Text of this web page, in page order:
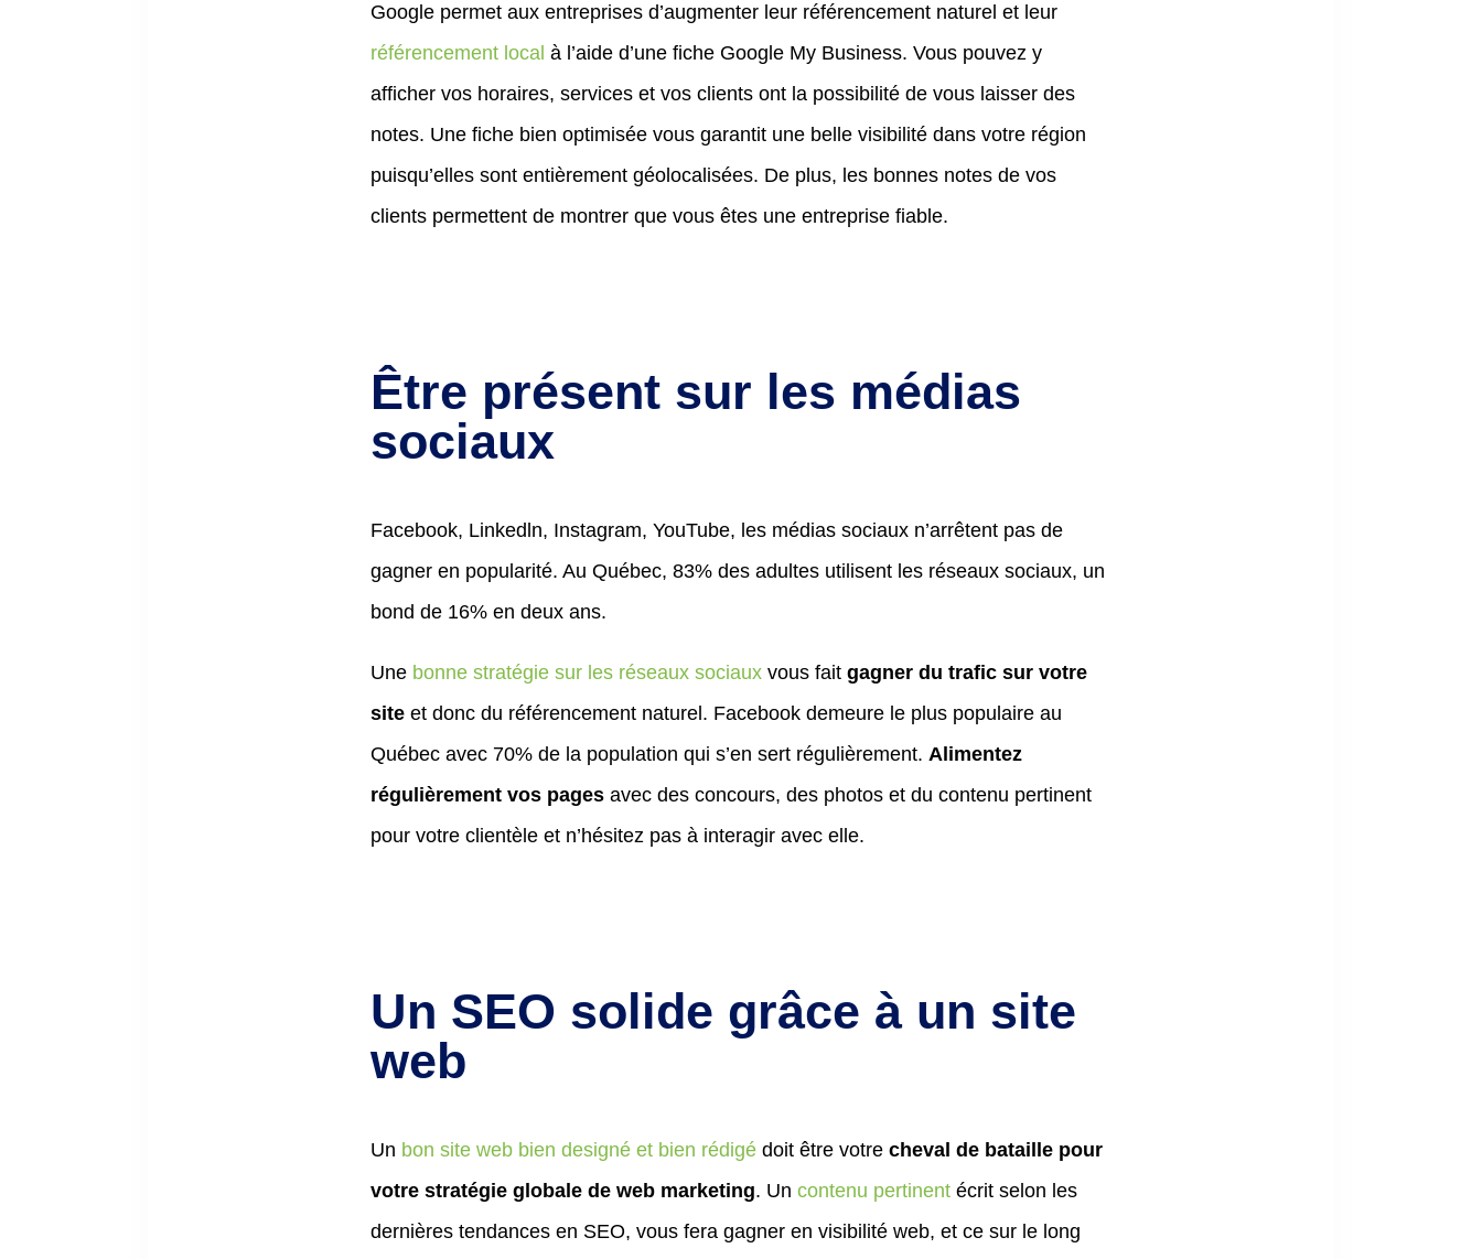
Google permet aux entreprises d’augmenter leur référencement naturel et leur
référencement local à l’aide d’une fiche Google My Business. Vous pouvez y
afficher vos horaires, services et vos clients ont la possibilité de vous laisser des
notes. Une fiche bien optimisée vous garantit une belle visibilité dans votre région
puisqu’elles sont entièrement géolocalisées. De plus, les bonnes notes de vos
clients permettent de montrer que vous êtes une entreprise fiable.
Être présent sur les médias
sociaux
Facebook, Linkedln, Instagram, YouTube, les médias sociaux n’arrêtent pas de
gagner en popularité. Au Québec, 83% des adultes utilisent les réseaux sociaux, un
bond de 16% en deux ans.
Une bonne stratégie sur les réseaux sociaux vous fait gagner du trafic sur votre
site et donc du référencement naturel. Facebook demeure le plus populaire au
Québec avec 70% de la population qui s’en sert régulièrement. Alimentez
régulièrement vos pages avec des concours, des photos et du contenu pertinent
pour votre clientèle et n’hésitez pas à interagir avec elle.
Un SEO solide grâce à un site
web
Un bon site web bien designé et bien rédigé doit être votre cheval de bataille pour
votre stratégie globale de web marketing. Un contenu pertinent écrit selon les
dernières tendances en SEO, vous fera gagner en visibilité web, et ce sur le long